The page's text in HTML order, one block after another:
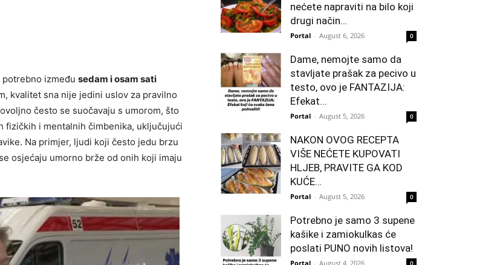
između sedam i osam sati
kvalitet sna nije jedini uslov za pravilno
često se suočavaju s umorom, što
i mentalnih čimbenika, uključujući
Na primjer, ljudi koji često jedu brzu
osjećaju umorno brže od onih koji imaju
nećete napraviti na bilo koji
drugi način…
Portal - August 6, 2026 0
Dame, nemojte samo da
stavljate prašak za pecivo u
testo, ovo je FANTAZIJA:
Efekat...
Portal - August 5, 2026 0
NAKON OVOG RECEPTA
VIŠE NEĆETE KUPOVATI
HLJEB, PRAVITE GA KOD
KUĆE…
Portal - August 5, 2026 0
Potrebno je samo 3 supene
kašike i zamiokulkas će
poslati PUNO novih listova!
Portal - August 4, 2026